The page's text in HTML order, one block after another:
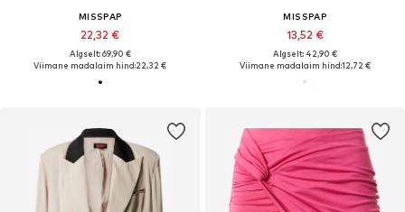
MISSPAP
22,32 €
Algselt: 69,90 €
Viimane madalaim hind:22,32 €
MISSPAP
13,52 €
Algselt: 42,90 €
Viimane madalaim hind:12,72 €